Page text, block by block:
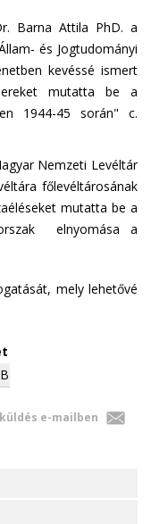
Barna Attila PhD. a
és Jogtudományi
kevéssé ismert
mutatta be a
1944-45 során" c.
Nemzeti Levéltár
főlevéltárosának
mutatta be a
elnyomása a
mely lehetővé
küldés e-mailben